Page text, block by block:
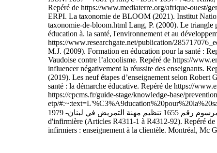
Repéré de https://www.mediaterre.org/afrique-ouest/
ERPI. La taxonomie de BLOOM (2021). Institut
taxonomie-de-bloom.html Lang, P. (2000). Le triangle
éducation à. la santé, l'environnement et au
https://www.researchgate.net/publication/
M.J. (2009). Formation en éducation pour la santé :
Vaudoise contre l’alcoolisme. Repéré de https://
influencer négativement la réussite des enseignants.
(2019). Les neuf étapes d’enseignement selon Robert
santé : la démarche éducative. Repéré de https://
https://cpcms.fr/guide-stage/knowledge-base/
etp/
مرسوم رقم 1655 تنظيم مهنة التمريض في لبنان- 1979 République Française, Code de la santé publique, version en vigueur du 28 décembre 2020, Titre Ier : Profession d'infirmier ou
d'infirmière (Articles R4311-1 à R4312-92). Repéré
infirmiers : enseignement à la clientèle. Montréal, Mc